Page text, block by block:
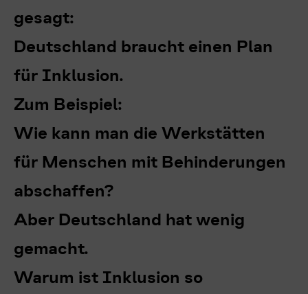
gesagt:
Deutschland braucht einen Plan
für Inklusion.
Zum Beispiel:
Wie kann man die Werkstätten
für Menschen mit Behinderungen
abschaffen?
Aber Deutschland hat wenig
gemacht.
Warum ist Inklusion so